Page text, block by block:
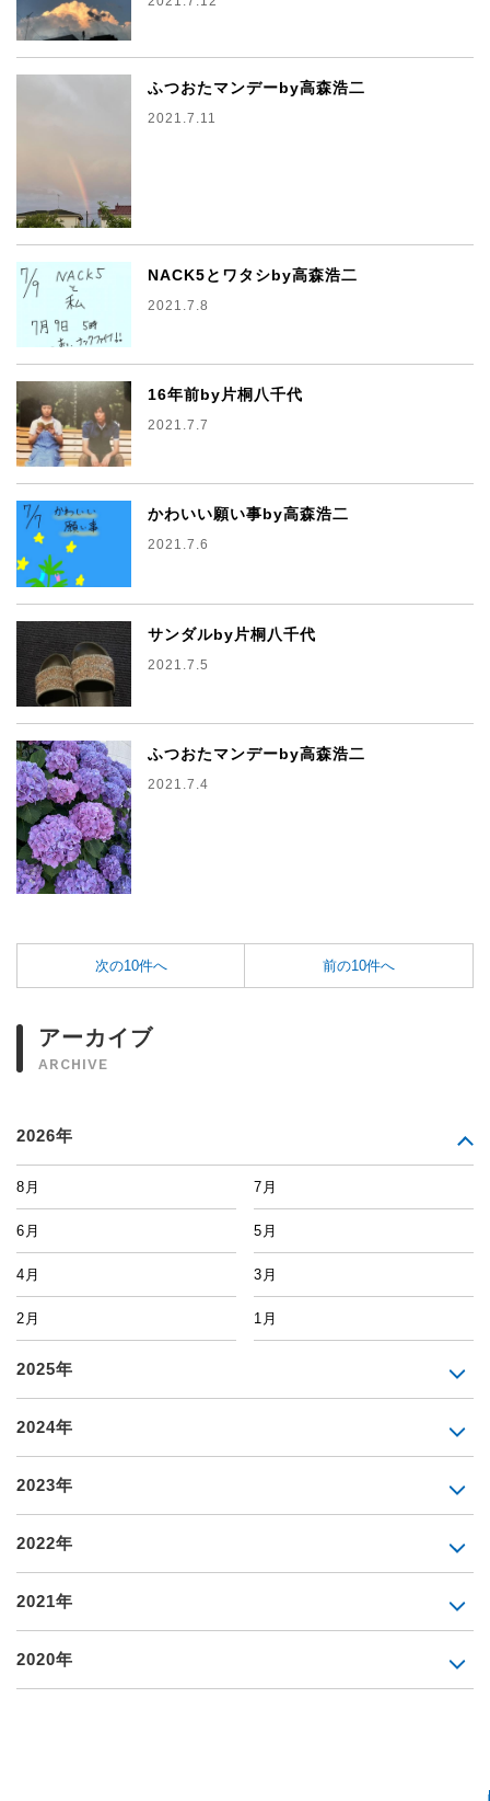
ふつおたマンデーby高森浩二
2021.7.11
NACK5とワタシby高森浩二
2021.7.8
16年前by片桐八千代
2021.7.7
かわいい願い事by高森浩二
2021.7.6
サンダルby片桐八千代
2021.7.5
ふつおたマンデーby高森浩二
2021.7.4
次の10件へ 前の10件へ
アーカイブ
ARCHIVE
2026年
8月 7月
6月 5月
4月 3月
2月 1月
2025年
2024年
2023年
2022年
2021年
2020年